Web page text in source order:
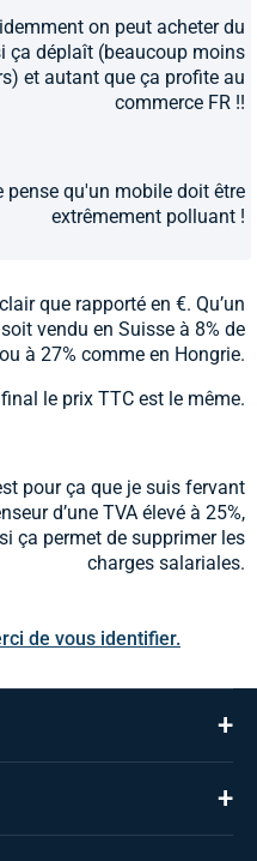
on peut acheter du
ça déplaît (beaucoup moins
et autant que ça profite au
commerce FR !!
pense qu'un mobile doit être
extrêmement polluant !
que rapporté en €. Qu’un
vendu en Suisse à 8% de
à 27% comme en Hongrie.
le prix TTC est le même.
pour ça que je suis fervant
d’une TVA élevé à 25%,
ça permet de supprimer les
charges salariales.
de vous identifier.
+
+